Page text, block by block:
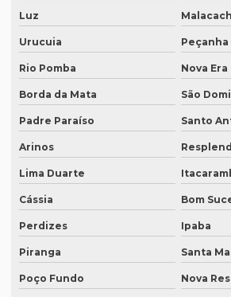
Intérprete remoto
Intérprete para reuniões
Intérprete para seminários
Intérprete simultâneo em bh
Intérprete simultâneo espanhol em bh
Intérprete simultâneo inglês em bh
Intérprete simultâneo inglês rj
Intérprete de videoconferência
Intérprete para webinars
Luz
Urucuia Peçanha
Rio Pomba Nova Era
Borda da Mata São
Padre Paraíso Santo
Arinos
Lima Duarte
Cássia Bom
Perdizes Ipaba
Piranga Santa
Poço Fundo Nova